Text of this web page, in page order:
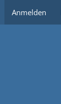
Anmelden